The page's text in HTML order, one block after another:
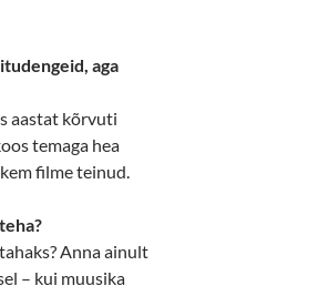
aga
aastat kõrvuti
temaga hea
filme teinud.
Anna ainult
– kui muusika